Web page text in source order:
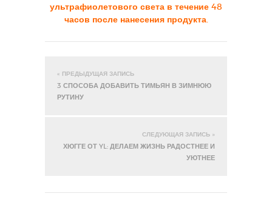
ультрафиолетового света в течение 48
часов после нанесения продукта.
« ПРЕДЫДУЩАЯ ЗАПИСЬ
3 СПОСОБА ДОБАВИТЬ ТИМЬЯН В ЗИМНЮЮ
РУТИНУ
СЛЕДУЮЩАЯ ЗАПИСЬ »
ХЮГГЕ ОТ YL: ДЕЛАЕМ ЖИЗНЬ РАДОСТНЕЕ И
УЮТНЕЕ